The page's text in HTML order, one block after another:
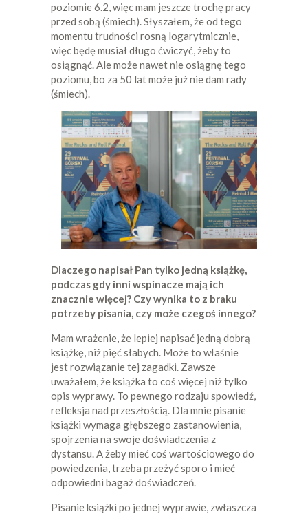
poziomie 6.2, więc mam jeszcze trochę pracy
przed sobą (śmiech). Słyszałem, że od tego
momentu trudności rosną logarytmicznie,
więc będę musiał długo ćwiczyć, żeby to
osiągnąć. Ale może nawet nie osiągnę tego
poziomu, bo za 50 lat może już nie dam rady
(śmiech).
Dlaczego napisał Pan tylko jedną książkę,
podczas gdy inni wspinacze mają ich
znacznie więcej? Czy wynika to z braku
potrzeby pisania, czy może czegoś innego?
Mam wrażenie, że lepiej napisać jedną dobrą
książkę, niż pięć słabych. Może to właśnie
jest rozwiązanie tej zagadki. Zawsze
uważałem, że książka to coś więcej niż tylko
opis wyprawy. To pewnego rodzaju spowiedź,
refleksja nad przeszłością. Dla mnie pisanie
książki wymaga głębszego zastanowienia,
spojrzenia na swoje doświadczenia z
dystansu. A żeby mieć coś wartościowego do
powiedzenia, trzeba przeżyć sporo i mieć
odpowiedni bagaż doświadczeń.
Pisanie książki po jednej wyprawie, zwłaszcza